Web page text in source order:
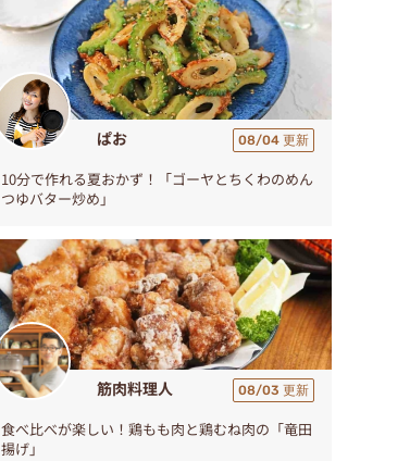
ぱお 08/04 更新
10分で作れる夏おかず！「ゴーヤとちくわのめん
つゆバター炒め」
筋肉料理人 08/03 更新
食べ比べが楽しい！鶏もも肉と鶏むね肉の「竜田
揚げ」